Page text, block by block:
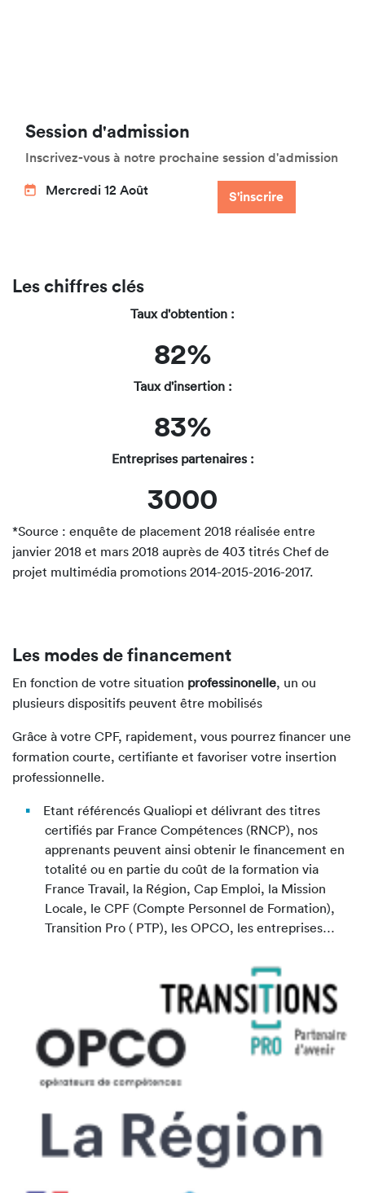
Session d'admission
Inscrivez-vous à notre prochaine session d'admission
Mercredi 12 Août
S'inscrire
Les chiffres clés
Taux d'obtention :
82%
Taux d'insertion :
83%
Entreprises partenaires :
3000
*Source : enquête de placement 2018 réalisée entre
janvier 2018 et mars 2018 auprès de 403 titrés Chef de
projet multimédia promotions 2014-2015-2016-2017.
Les modes de financement
En fonction de votre situation professinonelle, un ou
plusieurs dispositifs peuvent être mobilisés
Grâce à votre CPF, rapidement, vous pourrez financer une
formation courte, certifiante et favoriser votre insertion
professionnelle.
Etant référencés Qualiopi et délivrant des titres
certifiés par France Compétences (RNCP), nos
apprenants peuvent ainsi obtenir le financement en
totalité ou en partie du coût de la formation via
France Travail, la Région, Cap Emploi, la Mission
Locale, le CPF (Compte Personnel de Formation),
Transition Pro ( PTP), les OPCO, les entreprises…